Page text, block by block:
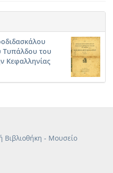
στο Ληξούρι, στο οποίο
πέτυχε να ματαιώσει το
ανακήρυξη
της Επτανήσου και την
δικαιοδοσία.
Σύμμικτα, Τόμος Α',
Τυπάλδου του
Κεφαλληνίας
Βιβλιοθήκη - Μουσείο